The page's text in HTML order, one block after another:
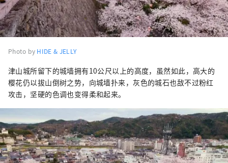
Photo by HIDE & JELLY
津山城所留下的城墙拥有10公尺以上的高度，虽然如此，高大的
樱花仍以拔山倒树之势，向城墙扑来，灰色的城石也敌不过粉红
攻击，坚硬的色调也变得柔和起来。